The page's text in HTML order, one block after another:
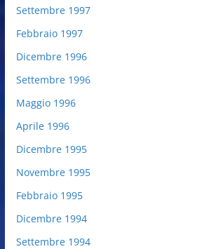
Settembre 1997
Febbraio 1997
Dicembre 1996
Settembre 1996
Maggio 1996
Aprile 1996
Dicembre 1995
Novembre 1995
Febbraio 1995
Dicembre 1994
Settembre 1994